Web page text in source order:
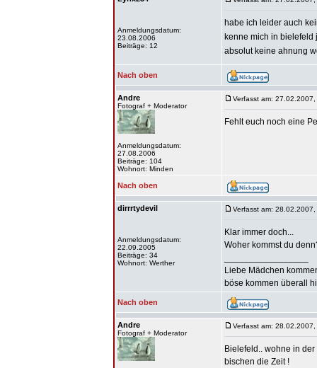
Anmeldungsdatum:
23.08.2006
Beiträge: 12
habe ich leider auch
kenne mich in
absolut keine ahnung
Nach oben
Andre
Fotograf + Moderator
Anmeldungsdatum:
27.08.2006
Beiträge: 104
Wohnort: Minden
Verfasst am:
Fehlt euch noch eine
Nach oben
dirrrtydevil
Anmeldungsdatum:
22.09.2005
Beiträge: 34
Wohnort: Werther
Verfasst am:
Klar immer doch...
Woher kommst du
Liebe Mädchen
böse kommen überall
Nach oben
Andre
Fotograf + Moderator
Verfasst am: 28.02.2007,
Bielefeld.. wohne in
bischen die Zeit !